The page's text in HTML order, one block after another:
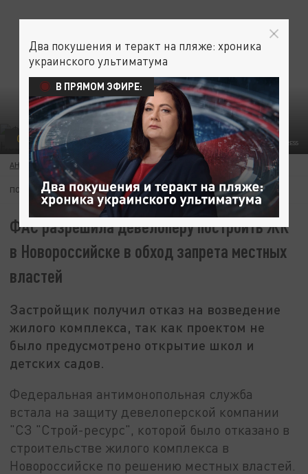
ФОТО: ALEXANDER LEGKY/GLOBALLOOKPRESS
ОБЩЕСТВО
АНТОН ВОЛОЩЕНКО 08 НОЯБРЯ 10:03
ПОДПИШИТЕСЬ:
ФАС разрешила девелоперу построить ЖК
в Новороссийске в обход запрета местных
властей
Застройщик получил отказ на возведение
жилого комплекса, так как проектом не
было предусмотрено открытие школ и
детских садов.
Федеральная антимонопольная служба
встала на защиту девелоперской компании
"СЗ "Строй-ресурс", которой было отказано в
строительстве жилого комплекса в
Новороссийске по решению местных властей.
Два покушения и теракт на пляже: хроника
украинского ультиматума
В ПРЯМОМ ЭФИРЕ: